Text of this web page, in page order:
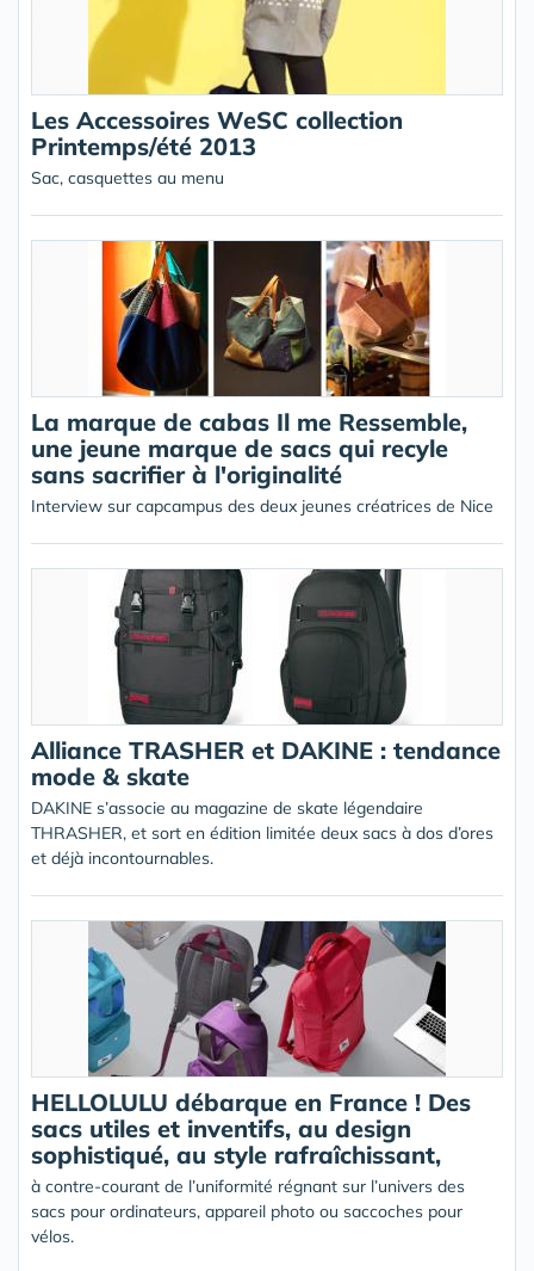
Les Accessoires WeSC collection
Printemps/été 2013
Sac, casquettes au menu
La marque de cabas Il me Ressemble,
une jeune marque de sacs qui recyle
sans sacrifier à l'originalité
Interview sur capcampus des deux jeunes créatrices de Nice
Alliance TRASHER et DAKINE : tendance
mode & skate
DAKINE s’associe au magazine de skate légendaire
THRASHER, et sort en édition limitée deux sacs à dos d’ores
et déjà incontournables.
HELLOLULU débarque en France ! Des
sacs utiles et inventifs, au design
sophistiqué, au style rafraîchissant,
à contre-courant de l’uniformité régnant sur l’univers des
sacs pour ordinateurs, appareil photo ou saccoches pour
vélos.